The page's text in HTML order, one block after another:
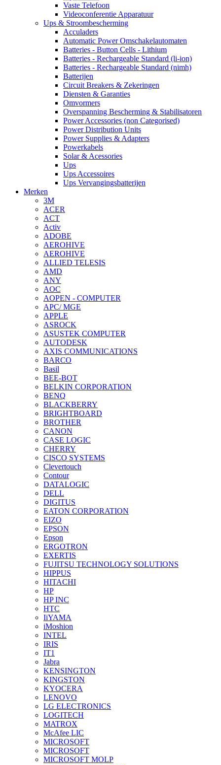
Vaste Telefoon
Videoconferentie Apparatuur
Ups & Stroombescherming
Acculaders
Automatic Power Omschakelautomaten
Batteries - Button Cells - Lithium
Batteries - Rechargeable Standard (li-ion)
Batteries - Rechargeable Standard (nimh)
Batterijen
Circuit Breakers & Zekeringen
Diensten & Garanties
Omvormers
Overspanning Bescherming & Stabilisatoren
Power Accessories (non Categorised)
Power Distribution Units
Power Supplies & Adapters
Powerkabels
Solar & Acessories
Ups
Ups Accessoires
Ups Vervangingsbatterijen
Merken
3M
ACER
ACT
Activ
ADOBE
AEROHIVE
AEROHIVE
ALLIED TELESIS
AMD
ANY
AOC
AOPEN - COMPUTER
APC/ MGE
APPLE
ASROCK
ASUSTEK COMPUTER
AUTODESK
AXIS COMMUNICATIONS
BARCO
Basil
BEE-BOT
BELKIN CORPORATION
BENQ
BLACKBERRY
BRIGHTBOARD
BROTHER
CANON
CASE LOGIC
CHERRY
CISCO SYSTEMS
Clevertouch
Contour
DATALOGIC
DELL
DIGITUS
EATON CORPORATION
EIZO
EPSON
Epson
ERGOTRON
EXERTIS
FUJITSU TECHNOLOGY SOLUTIONS
HIPPUS
HITACHI
HP
HP INC
HTC
IiYAMA
iMoshion
INTEL
IRIS
IT1
Jabra
KENSINGTON
KINGSTON
KYOCERA
LENOVO
LG ELECTRONICS
LOGITECH
MATROX
McAfee LIC
MICROSOFT
MICROSOFT
MICROSOFT MOLP